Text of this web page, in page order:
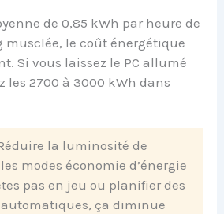
de 0,85 kWh par heure de
musclée, le coût énergétique
Si vous laissez le PC allumé
les 2700 à 3000 kWh dans
la luminosité de
modes économie d’énergie
pas en jeu ou planifier des
ça diminue